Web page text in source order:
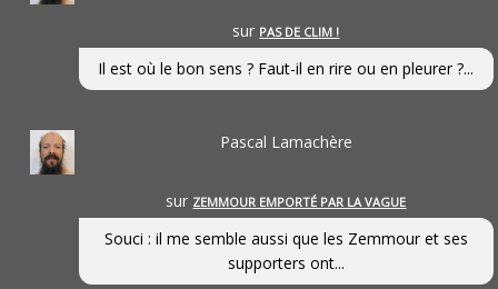
sur PAS DE CLIM !
Il est où le bon sens ? Faut-il en rire ou en pleurer ?...
Pascal Lamachère
sur ZEMMOUR EMPORTÉ PAR LA VAGUE
Souci : il me semble aussi que les Zemmour et ses
supporters ont...